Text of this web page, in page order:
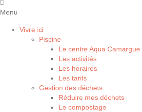
Menu
Vivre ici
Piscine
Le centre Aqua Camargue
Les activités
Les horaires
Les tarifs
Gestion des déchets
Réduire mes déchets
Le compostage